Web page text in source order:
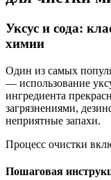
Уксус и сода:
химии
Один из самых
— использование
ингредиента
загрязнениями,
неприятные запахи.
Процесс очистки
Пошаговая